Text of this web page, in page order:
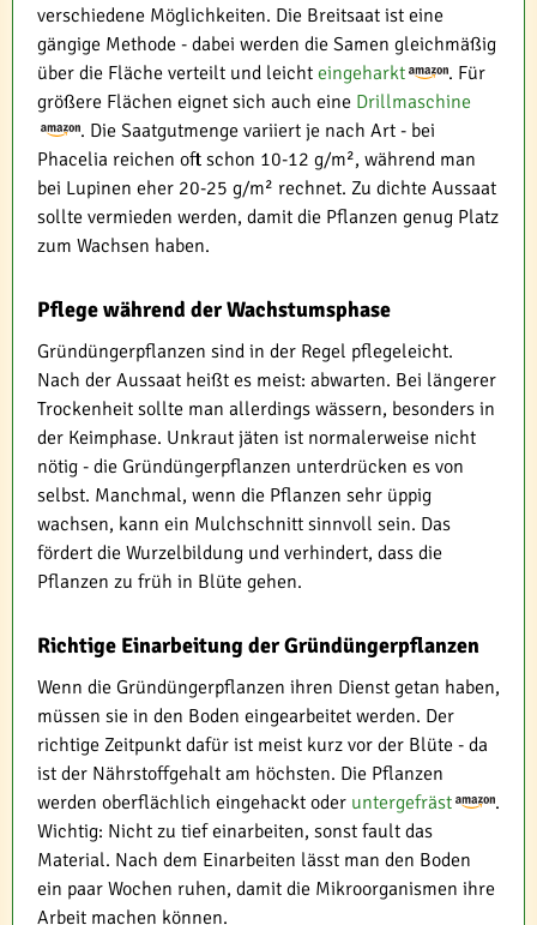
verschiedene Möglichkeiten. Die Breitsaat ist eine
gängige Methode - dabei werden die Samen gleichmäßig
über die Fläche verteilt und leicht eingeharkt
. Für
größere Flächen eignet sich auch eine Drillmaschine
. Die Saatgutmenge variiert je nach Art - bei
Phacelia reichen oft schon 10-12 g/m², während man
bei Lupinen eher 20-25 g/m² rechnet. Zu dichte Aussaat
sollte vermieden werden, damit die Pflanzen genug Platz
zum Wachsen haben.
Pflege während der Wachstumsphase
Gründüngerpflanzen sind in der Regel pflegeleicht.
Nach der Aussaat heißt es meist: abwarten. Bei längerer
Trockenheit sollte man allerdings wässern, besonders in
der Keimphase. Unkraut jäten ist normalerweise nicht
nötig - die Gründüngerpflanzen unterdrücken es von
selbst. Manchmal, wenn die Pflanzen sehr üppig
wachsen, kann ein Mulchschnitt sinnvoll sein. Das
fördert die Wurzelbildung und verhindert, dass die
Pflanzen zu früh in Blüte gehen.
Richtige Einarbeitung der Gründüngerpflanzen
Wenn die Gründüngerpflanzen ihren Dienst getan haben,
müssen sie in den Boden eingearbeitet werden. Der
richtige Zeitpunkt dafür ist meist kurz vor der Blüte - da
ist der Nährstoffgehalt am höchsten. Die Pflanzen
werden oberflächlich eingehackt oder untergefräst
.
Wichtig: Nicht zu tief einarbeiten, sonst fault das
Material. Nach dem Einarbeiten lässt man den Boden
ein paar Wochen ruhen, damit die Mikroorganismen ihre
Arbeit machen können.